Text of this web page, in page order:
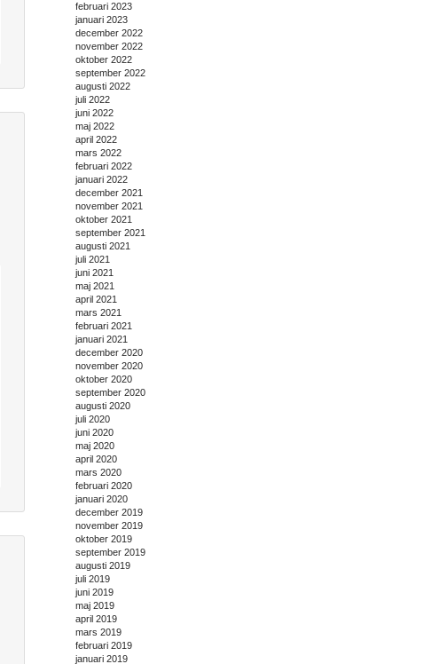
februari 2023
januari 2023
december 2022
november 2022
oktober 2022
september 2022
augusti 2022
juli 2022
juni 2022
maj 2022
april 2022
mars 2022
februari 2022
januari 2022
december 2021
november 2021
oktober 2021
september 2021
augusti 2021
juli 2021
juni 2021
maj 2021
april 2021
mars 2021
februari 2021
januari 2021
december 2020
november 2020
oktober 2020
september 2020
augusti 2020
juli 2020
juni 2020
maj 2020
april 2020
mars 2020
februari 2020
januari 2020
december 2019
november 2019
oktober 2019
september 2019
augusti 2019
juli 2019
juni 2019
maj 2019
april 2019
mars 2019
februari 2019
januari 2019